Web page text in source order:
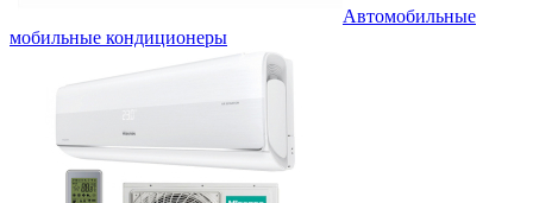
Автомобильные
мобильные кондиционеры